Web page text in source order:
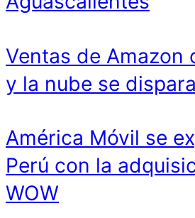
Ventas de Amazon
y la nube se dispara
América Móvil se
Perú con la
WOW